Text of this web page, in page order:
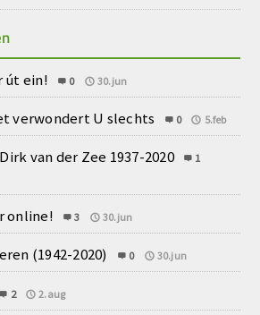
út ein! 0 30.jun
verwondert U slechts 0 5.feb
van der Zee 1937-2020
1
online! 3 30.jun
(1942-2020) 0 30.jun
2 2.aug